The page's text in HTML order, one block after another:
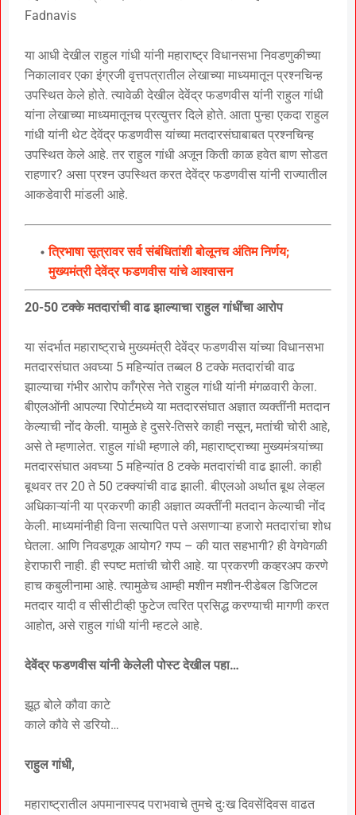
Fadnavis
या आधी देखील राहुल गांधी यांनी महाराष्ट्र विधानसभा निवडणुकीच्या
निकालावर एका इंग्रजी वृत्तपत्रातील लेखाच्या माध्यमातून प्रश्नचिन्ह
उपस्थित केले होते. त्यावेळी देखील देवेंद्र फडणवीस यांनी राहुल गांधी
यांना लेखाच्या माध्यमातूनच प्रत्युत्तर दिले होते. आता पुन्हा एकदा राहुल
गांधी यांनी थेट देवेंद्र फडणवीस यांच्या मतदारसंघाबाबत प्रश्नचिन्ह
उपस्थित केले आहे. तर राहुल गांधी अजून किती काळ हवेत बाण सोडत
राहणार? असा प्रश्न उपस्थित करत देवेंद्र फडणवीस यांनी राज्यातील
आकडेवारी मांडली आहे.
त्रिभाषा सूत्रावर सर्व संबंधितांशी बोलूनच अंतिम निर्णय;
मुख्यमंत्री देवेंद्र फडणवीस यांचे आश्वासन
20-50 टक्के मतदारांची वाढ झाल्याचा राहुल गांधींचा आरोप
या संदर्भात महाराष्ट्राचे मुख्यमंत्री देवेंद्र फडणवीस यांच्या विधानसभा
मतदारसंघात अवघ्या 5 महिन्यांत तब्बल 8 टक्के मतदारांची वाढ
झाल्याचा गंभीर आरोप काँग्रेस नेते राहुल गांधी यांनी मंगळवारी केला.
बीएलओंनी आपल्या रिपोर्टमध्ये या मतदारसंघात अज्ञात व्यक्तींनी मतदान
केल्याची नोंद केली. यामुळे हे दुसरे-तिसरे काही नसून, मतांची चोरी आहे,
असे ते म्हणालेत. राहुल गांधी म्हणाले की, महाराष्ट्राच्या मुख्यमंत्र्यांच्या
मतदारसंघात अवघ्या 5 महिन्यांत 8 टक्के मतदारांची वाढ झाली. काही
बूथवर तर 20 ते 50 टक्क्यांची वाढ झाली. बीएलओ अर्थात बूथ लेव्हल
अधिकाऱ्यांनी या प्रकरणी काही अज्ञात व्यक्तींनी मतदान केल्याची नोंद
केली. माध्यमांनीही विना सत्यापित पत्ते असणाऱ्या हजारो मतदारांचा शोध
घेतला. आणि निवडणूक आयोग? गप्प – की यात सहभागी? ही वेगवेगळी
हेराफारी नाही. ही स्पष्ट मतांची चोरी आहे. या प्रकरणी कव्हरअप करणे
हाच कबुलीनामा आहे. त्यामुळेच आम्ही मशीन मशीन-रीडेबल डिजिटल
मतदार यादी व सीसीटीव्ही फुटेज त्वरित प्रसिद्ध करण्याची मागणी करत
आहोत, असे राहुल गांधी यांनी म्हटले आहे.
देवेंद्र फडणवीस यांनी केलेली पोस्ट देखील पहा…
झूठ बोले कौवा काटे
काले कौवे से डरियो…
राहुल गांधी,
महाराष्ट्रातील अपमानास्पद पराभवाचे तुमचे दुःख दिवसेंदिवस वाढत